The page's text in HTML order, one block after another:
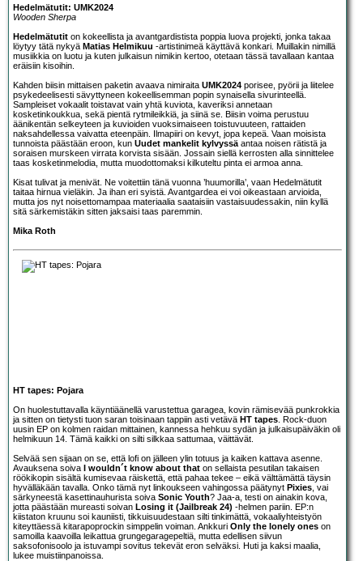
Hedelmätutit: UMK2024
Wooden Sherpa
Hedelmätutit on kokeellista ja avantgardistista poppia luova projekti, jonka takaa
löytyy tätä nykyä Matias Helmikuu -artistinimeä käyttävä konkari. Muillakin nimillä
musiikkia on luotu ja kuten julkaisun nimikin kertoo, otetaan tässä tavallaan kantaa
eräisiin kisoihin.
Kahden biisin mittaisen paketin avaava nimiraita UMK2024 porisee, pyörii ja liitelee
psykedeelisesti sävyttyneen kokeellisemman popin synaisella sivurinteellä.
Sampleiset vokaalit toistavat vain yhtä kuviota, kaveriksi annetaan
kosketinkoukkua, sekä pientä rytmileikkiä, ja siinä se. Biisin voima perustuu
äänikentän selkeyteen ja kuvioiden vuoksimaiseen toistuvuuteen, rattaiden
naksahdellessa vaivatta eteenpäin. Ilmapiiri on kevyt, jopa kepeä. Vaan moisista
tunnoista päästään eroon, kun Uudet mankelit kylvyssä antaa noisen rätistä ja
soraisen murskeen virrata korvista sisään. Jossain siellä kerrosten alla sinnittelee
taas kosketinmelodia, mutta muodottomaksi kilkuteltu pinta ei armoa anna.
Kisat tulivat ja menivät. Ne voitettiin tänä vuonna ’huumorilla’, vaan Hedelmätutit
taitaa hirnua vieläkin. Ja ihan eri syistä. Avantgardea ei voi oikeastaan arvioida,
mutta jos nyt noisettomampaa materiaalia saataisiin vastaisuudessakin, niin kyllä
sitä särkemistäkin sitten jaksaisi taas paremmin.
Mika Roth
HT tapes: Pojara
On huolestuttavalla käyntiäänellä varustettua garagea, kovin rämisevää punkrokkia
ja sitten on tietysti tuon saran toisinaan tappiin asti vetävä HT tapes . Rock-duon
uusin EP on kolmen raidan mittainen, kannessa hehkuu sydän ja julkaisupäiväkin oli
helmikuun 14. Tämä kaikki on silti silkkaa sattumaa, väittävät.
Selvää sen sijaan on se, että lofi on jälleen ylin totuus ja kaiken kattava asenne.
Avauksena soiva I wouldn´t know about that on sellaista pesutilan takaisen
röökikopin sisältä kumisevaa räiskettä, että pahaa tekee – eikä välttämättä täysin
hyvälläkään tavalla. Onko tämä nyt linkoukseen vahingossa päätynyt Pixies , vai
särkyneestä kasettinauhurista soiva Sonic Youth? Jaa-a, testi on ainakin kova,
jotta päästään mureasti soivan Losing it (Jailbreak 24) -helmen pariin. EP:n
kiistaton kruunu soi kauniisti, tikkuisuudestaan silti tinkimättä, vokaaliyhteistyön
kiteyttäessä kitarapoprockin simppelin voiman. Ankkuri Only the lonely ones on
samoilla kaavoilla leikattua grungegaragepeltiä, mutta edellisen siivun
saksofonisoolo ja istuvampi sovitus tekevät eron selväksi. Huti ja kaksi maalia,
lukee muistiinpanoissa.